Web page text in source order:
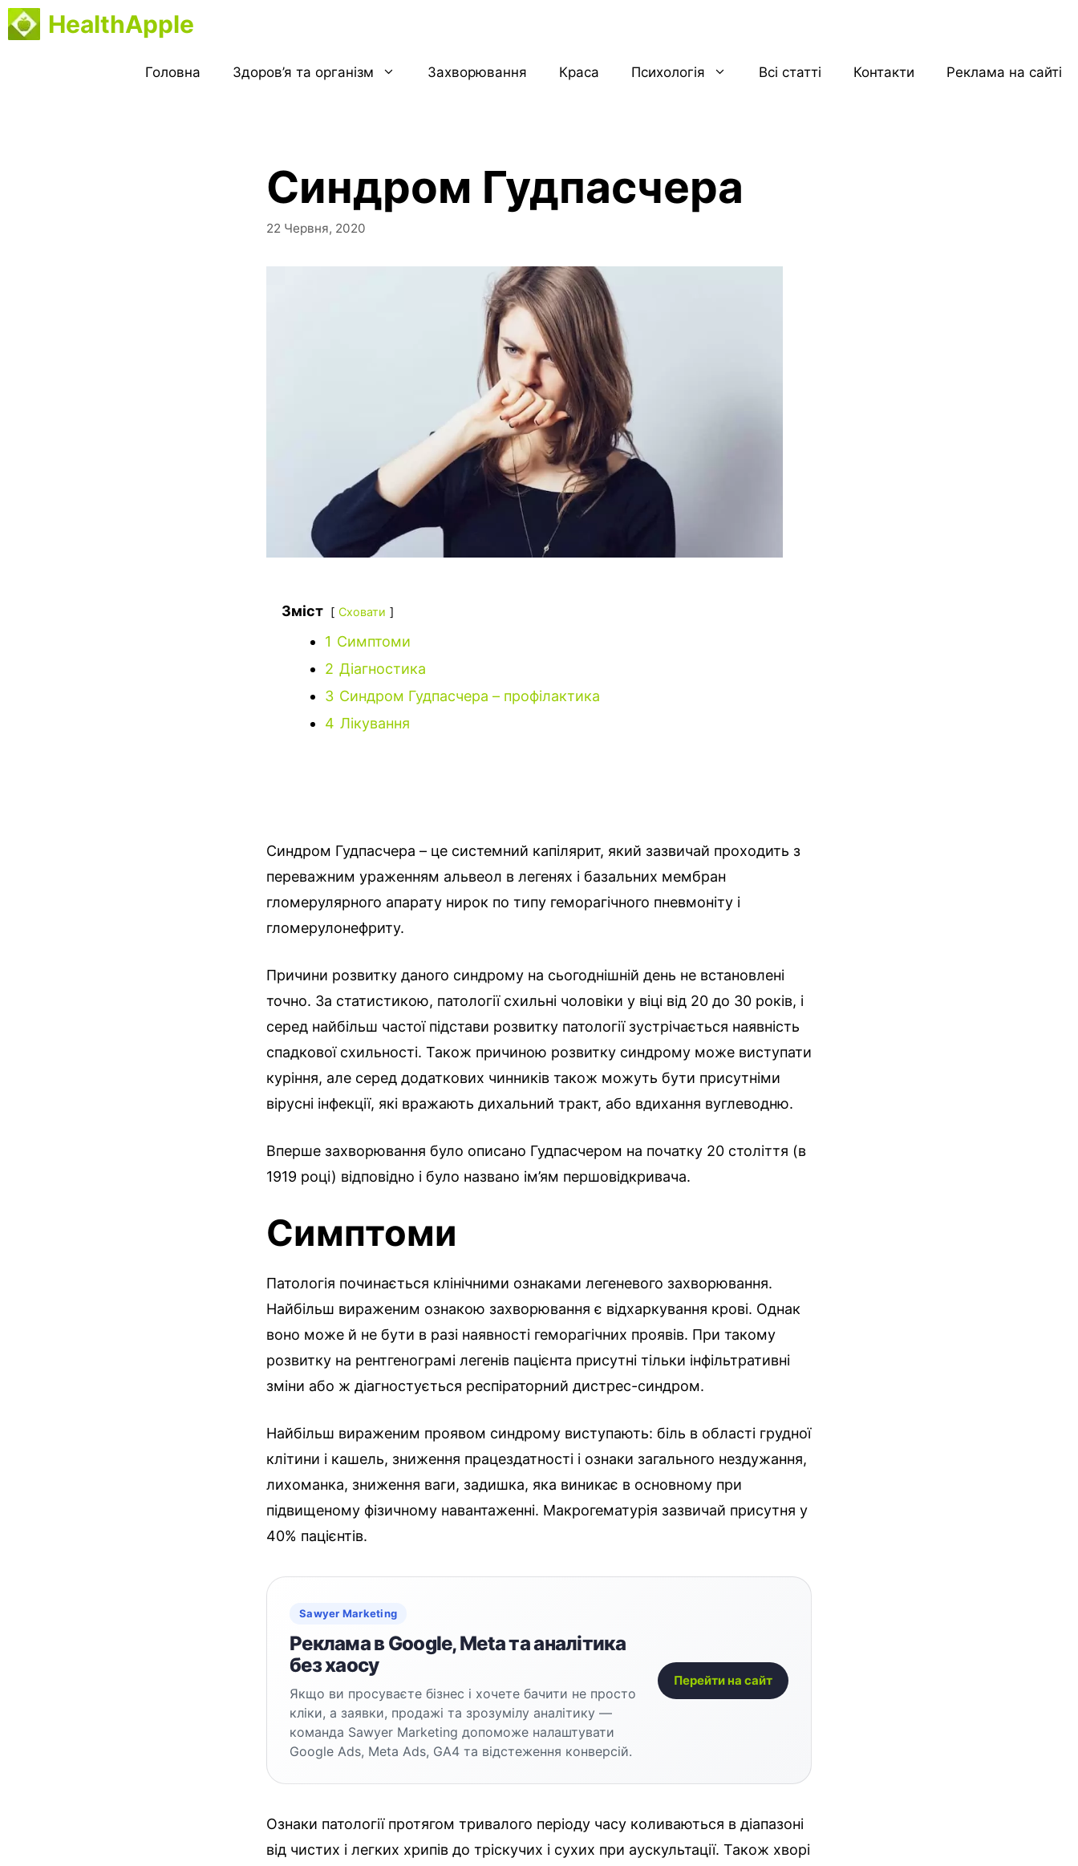
Перейти
до
HealthApple
Головна Здоров’я та організм Захворювання Краса Психологія Всі статті Контакти Реклама на сайті
Синдром Гудпасчера
22 Червня, 2020
Зміст Сховати
1 Симптоми
2 Діагностика
3 Синдром Гудпасчера – профілактика
4 Лікування
Синдром Гудпасчера – це системний капілярит, який зазвичай проходить з
переважним ураженням альвеол в легенях і базальних мембран
гломерулярного апарату нирок по типу геморагічного пневмоніту і
гломерулонефриту.
Причини розвитку даного синдрому на сьогоднішній день не встановлені
точно. За статистикою, патології схильні чоловіки у віці від 20 до 30 років, і
серед найбільш частої підстави розвитку патології зустрічається наявність
спадкової схильності. Також причиною розвитку синдрому може виступати
куріння, але серед додаткових чинників також можуть бути присутніми
вірусні інфекції, які вражають дихальний тракт, або вдихання вуглеводню.
Вперше захворювання було описано Гудпасчером на початку 20 століття (в
1919 році) відповідно і було названо ім’ям першовідкривача.
Симптоми
Патологія починається клінічними ознаками легеневого захворювання.
Найбільш вираженим ознакою захворювання є відхаркування крові. Однак
воно може й не бути в разі наявності геморагічних проявів. При такому
розвитку на рентгенограмі легенів пацієнта присутні тільки інфільтративні
зміни або ж діагностується респіраторний дистрес-синдром.
Найбільш вираженим проявом синдрому виступають: біль в області грудної
клітини і кашель, зниження працездатності і ознаки загального нездужання,
лихоманка, зниження ваги, задишка, яка виникає в основному при
підвищеному фізичному навантаженні. Макрогематурія зазвичай присутня у
40% пацієнтів.
Sawyer Marketing
Реклама в Google, Meta та аналітика
без хаосу
Якщо ви просуваєте бізнес і хочете бачити не просто
кліки, а заявки, продажі та зрозумілу аналітику —
команда Sawyer Marketing допоможе налаштувати
Google Ads, Meta Ads, GA4 та відстеження конверсій.
Перейти на сайт
Ознаки патології протягом тривалого періоду часу коливаються в діапазоні
від чистих і легких хрипів до тріскучих і сухих при аускультації. Також хворі